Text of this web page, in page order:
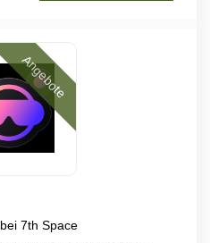
Angebote
7th Space